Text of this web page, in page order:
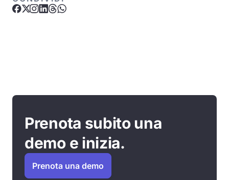
Prenota subito una
demo e inizia.
Prenota una demo